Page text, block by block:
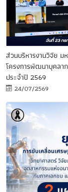
ส่วนบริหารงานวิจัย ม
โครงการพัฒนาบุคลา
ประจำปี 2569
24/07/2569